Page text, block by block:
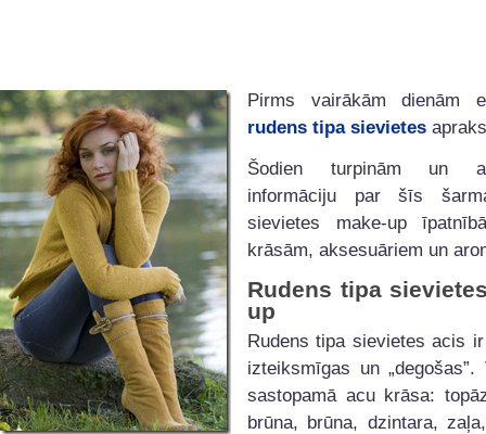
Pirms vairākām dienām
rudens tipa sievietes
Šodien turpinām un
informāciju par šīs
sievietes make-up
krāsām, aksesuāriem un
Rudens tipa
up
Rudens tipa sievietes acis
izteiksmīgas un „degošas”.
sastopamā acu krāsa:
brūna, brūna, dzintara,